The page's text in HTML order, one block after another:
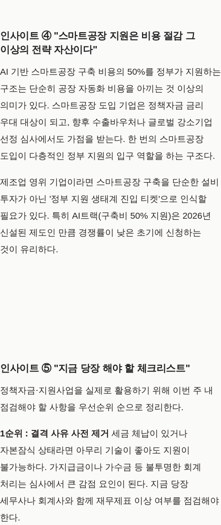
인사이트 ④ "스마트공장 지원은 비용 절감 그
이상의 전략 자산이다"
AI 기반 스마트공장 구축 비용의 50%를 정부가 지원하는
구조는 단순히 공장 자동화 비용을 아끼는 것 이상의
의미가 있다. 스마트공장 도입 기업은 정책자금 금리
우대 대상이 되고, 향후 수출바우처나 글로벌 강소기업
선정 심사에서도 가점을 받는다. 한 번의 스마트공장
도입이 다층적인 정부 지원의 입구 역할을 하는 구조다.
제조업 영위 기업이라면 스마트공장 구축을 단순한 설비
투자가 아닌 '정부 지원 생태계 진입 티켓'으로 인식할
필요가 있다. 특히 AI트랙(구축비 50% 지원)은 2026년
신설된 제도인 만큼 경쟁률이 낮은 초기에 신청하는
것이 유리하다.
인사이트 ⑤ "지금 당장 해야 할 체크리스트"
정책자금·지원사업을 실제로 활용하기 위해 이번 주 내
점검해야 할 사항을 우선순위 순으로 정리한다.
1순위 : 결격 사유 사전 제거 세금 체납이 있거나
자본잠식 상태라면 아무리 기술이 좋아도 지원이
불가능하다. 가지급금이나 가수금 등 불투명한 회계
처리는 심사에서 큰 감점 요인이 된다. 지금 당장
세무사나 회계사와 함께 재무제표 이상 여부를 점검해야
한다.